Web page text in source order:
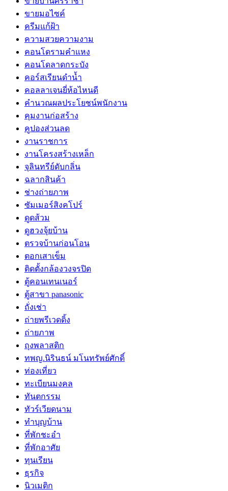
ขายมอไซค์
ครีมแก้ฝ้า
ความสวยความงาม
คอนโดรามคำแหง
คอนโดลาดกระบัง
คอร์สเรียนดำน้ำ
คอลลาเจนยี่ห้อไหนดี
คำนวณผลประโยชน์พนักงาน
คุมงานก่อสร้าง
คูปองส่วนลด
งานราชการ
งานโครงสร้างเหล็ก
จุลินทรีย์ดับกลิ่น
ฉลากสินค้า
ช่างถ่ายภาพ
ซัมเมอร์สิงคโปร์
ดูดส้วม
ดูฮวงจุ้ยบ้าน
ตรวจบ้านก่อนโอน
ตอกเสาเข็ม
ติดตั้งกล้องวงจรปิด
ตู้คอนเทนเนอร์
ตู้สาขา panasonic
ถั่งเช่า
ถ่ายพรีเวดดิ้ง
ถ่ายภาพ
ถุงพลาสติก
ทพญ.นิรินธน์ มโนทรัพย์ศักดิ์
ท่องเที่ยว
ทะเบียนมงคล
ทันตกรรม
ทัวร์เวียดนาม
ทำบุญบ้าน
ที่พักชะอำ
ที่พักอาศัย
ทุนเรียน
ธุรกิจ
นิวเมติก